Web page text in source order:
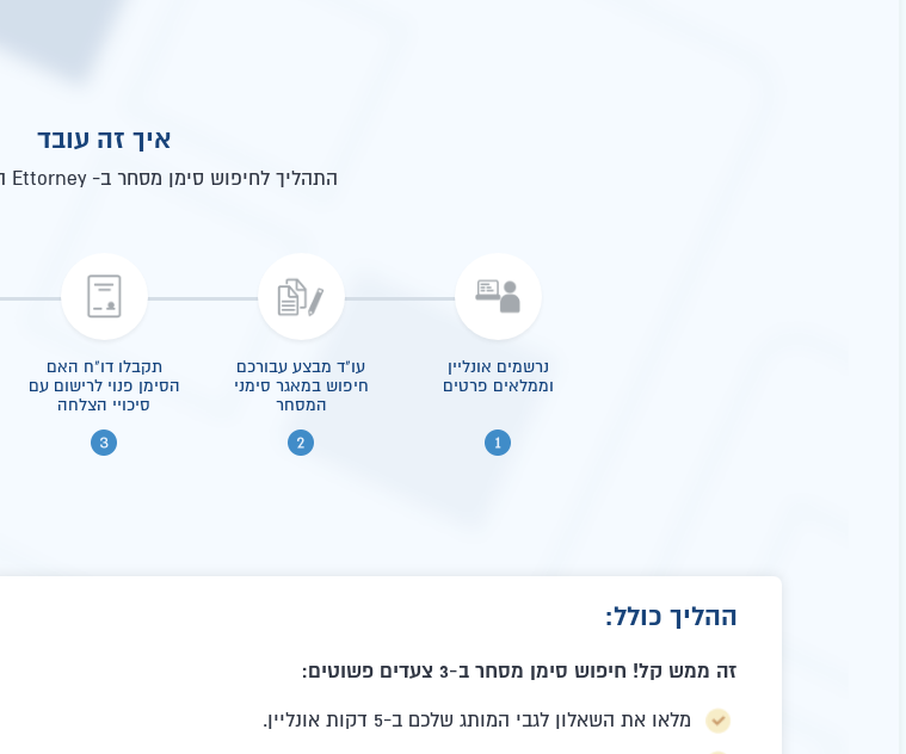
איך זה עובד
התהליך לחיפוש סימן מסחר ב- Ettorney הוא פשוט ומהיר.
נרשמים אונליין
וממלאים פרטים
עו"ד מבצע עבורכם
חיפוש במאגר סימני
המסחר
תקבלו דו"ח האם
הסימן פנוי לרישום עם
סיכויי הצלחה
ההליך כולל:
זה ממש קל! חיפוש סימן מסחר ב-3 צעדים פשוטים:
מלאו את השאלון לגבי המותג שלכם ב-5 דקות אונליין.